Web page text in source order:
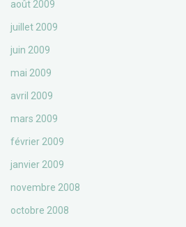
août 2009
juillet 2009
juin 2009
mai 2009
avril 2009
mars 2009
février 2009
janvier 2009
novembre 2008
octobre 2008